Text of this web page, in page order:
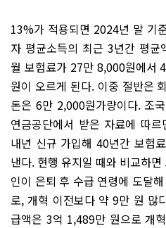
13%가 적용되면 2024년 말 기
자 평균소득의 최근 3년간 평
월 보험료가 27만 8,000원에서
원이 오르게 된다. 이중 절반은
돈은 6만 2,000원가량이다. 조
연금공단에서 받은 자료에 따
내년 신규 가입해 40년간 보험
낸다. 현행 유지일 때와 비교하
인이 은퇴 후 수급 연령에 도달
로, 개혁 이전보다 약 9만 원 많
급액은 3억 1,489만 원으로 개